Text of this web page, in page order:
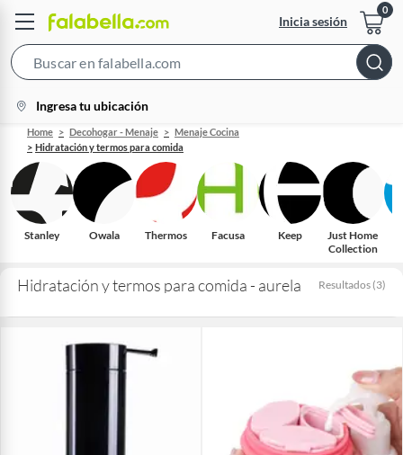
Inicia sesión
Bar
location-
icon
Ingresa tu ubicación
Home Decohogar - Menaje
Menaje Cocina
Hidratación y termos para comida
Stanley Owala Thermos Facusa Keep
Just Home
Collection
Hidratación y termos para comida - aurela Resultados (3)